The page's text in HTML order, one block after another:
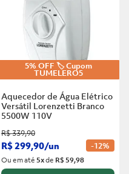
5% OFF 🏷️ Cupom
TUMELERO5
Aquecedor de Água Elétrico
Versátil Lorenzetti Branco
5500W 110V
R$339,90
R$299,90/un -12%
Ou em até5xde R$ 59,98